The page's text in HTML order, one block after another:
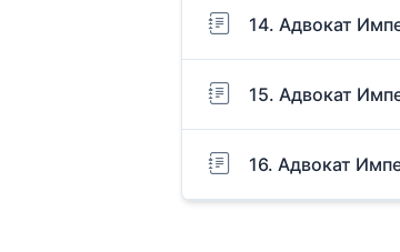
14. Адвокат
15. Адвокат
16. Адвокат